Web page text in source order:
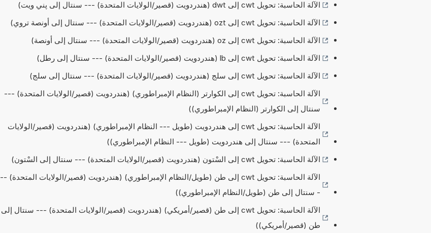
الآلة الحاسبة: تحويل cwt إلى dwt (هندردويت (قصير/الولايات المتحدة) --- سنتال إلى پني ويت)
الآلة الحاسبة: تحويل cwt إلى ozt (هندردويت (قصير/الولايات المتحدة) --- سنتال إلى أونصة تروي)
الآلة الحاسبة: تحويل cwt إلى oz (هندردويت (قصير/الولايات المتحدة) --- سنتال إلى أونصة)
الآلة الحاسبة: تحويل cwt إلى lb (هندردويت (قصير/الولايات المتحدة) --- سنتال إلى رطل)
الآلة الحاسبة: تحويل cwt إلى سلج (هندردويت (قصير/الولايات المتحدة) --- سنتال إلى سلج)
الآلة الحاسبة: تحويل cwt إلى الكوارتر (النظام الإمبراطوري) (هندردويت (قصير/الولايات المتحدة) ---
سنتال إلى الكوارتر (النظام الإمبراطوري))
الآلة الحاسبة: تحويل cwt إلى هندردويت (طويل --- النظام الإمبراطوري) (هندردويت (قصير/الولايات
المتحدة) --- سنتال إلى هندردويت (طويل --- النظام الإمبراطوري))
الآلة الحاسبة: تحويل cwt إلى السْتون (هندردويت (قصير/الولايات المتحدة) --- سنتال إلى السْتون)
الآلة الحاسبة: تحويل cwt إلى طن (طويل/النظام الإمبراطوري) (هندردويت (قصير/الولايات المتحدة) --
- سنتال إلى طن (طويل/النظام الإمبراطوري))
الآلة الحاسبة: تحويل cwt إلى طن (قصير/أمريكي) (هندردويت (قصير/الولايات المتحدة) --- سنتال إلى
طن (قصير/أمريكي))